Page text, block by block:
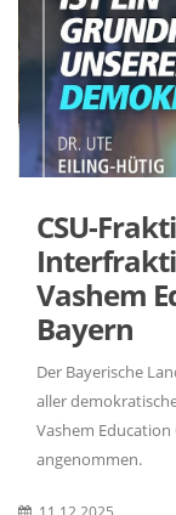
CSU-
Vashem
Bayern
Der Bayerische
aller
Vashem
angenommen.
11.12.2025